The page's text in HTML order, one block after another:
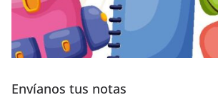
Envíanos tus notas